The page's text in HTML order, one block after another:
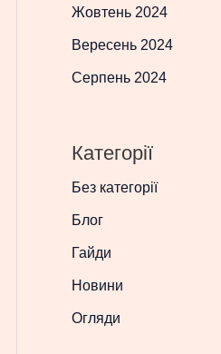
Жовтень 2024
Вересень 2024
Серпень 2024
Категорії
Без категорії
Блог
Гайди
Новини
Огляди